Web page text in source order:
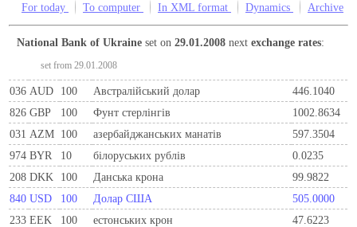
For today To computer In XML format Dynamics Archive
National Bank of Ukraine set on29.01.2008 nextexchange rates:
set from 29.01.2008
036 AUD 100 Австралійський долар
446.1040
826 GBP 100 Фунт стерлінгів
1002.8634
031 AZM 100 азербайджанських манатів
597.3504
974 BYR 10 білоруських рублів
0.0235
208 DKK 100 Данська крона
99.9822
840 USD 100 Долар США
505.0000
233 EEK 100 естонських крон
47.6223